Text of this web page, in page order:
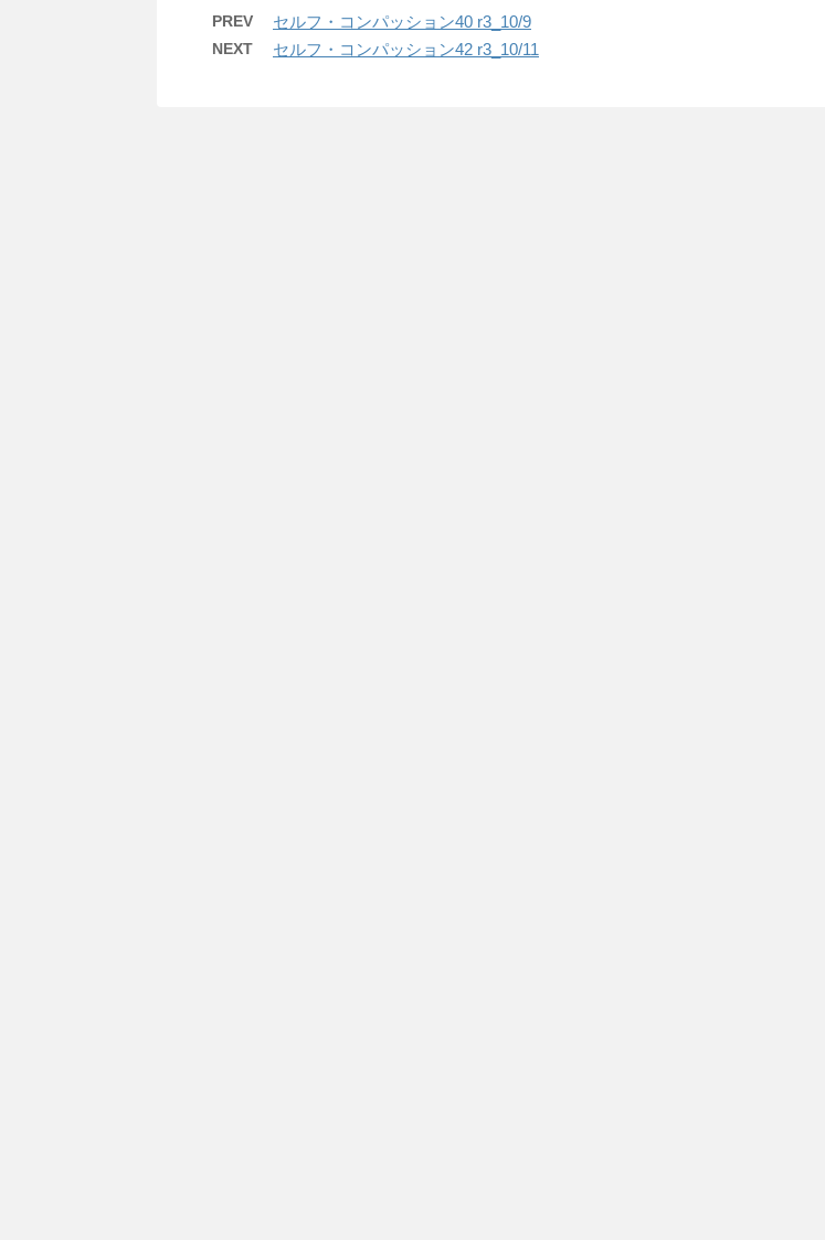
PREV セルフ・コンパッション40 r3_10/9
NEXT セルフ・コンパッション42 r3_10/11